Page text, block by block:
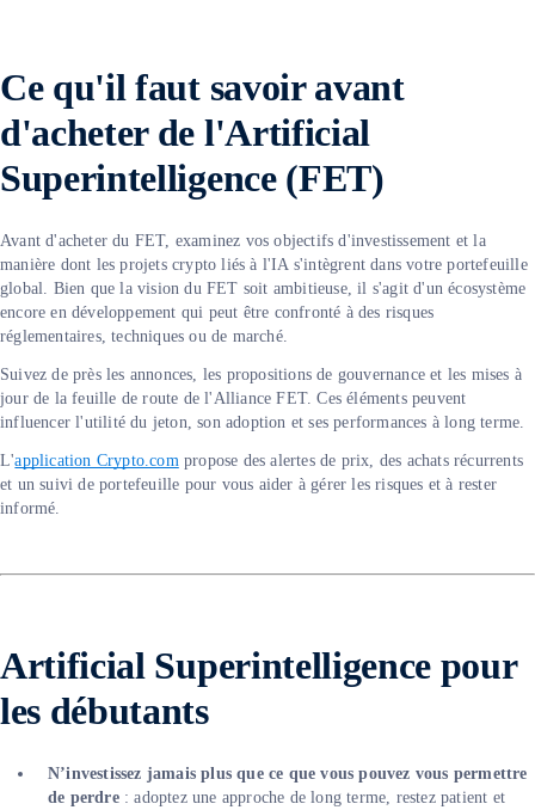
Ce qu'il faut savoir avant
d'acheter de l'Artificial
Superintelligence (FET)
Avant d'acheter du FET, examinez vos objectifs d'investissement et la
manière dont les projets crypto liés à l'IA s'intègrent dans votre portefeuille
global. Bien que la vision du FET soit ambitieuse, il s'agit d'un écosystème
encore en développement qui peut être confronté à des risques
réglementaires, techniques ou de marché.
Suivez de près les annonces, les propositions de gouvernance et les mises à
jour de la feuille de route de l'Alliance FET. Ces éléments peuvent
influencer l'utilité du jeton, son adoption et ses performances à long terme.
L'application Crypto.com propose des alertes de prix, des achats récurrents
et un suivi de portefeuille pour vous aider à gérer les risques et à rester
informé.
Artificial Superintelligence pour
les débutants
N’investissez jamais plus que ce que vous pouvez vous permettre
de perdre: adoptez une approche de long terme, restez patient et